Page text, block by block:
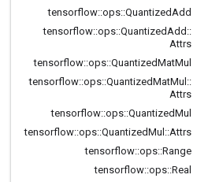
tensorflow::ops::QuantizedAdd
tensorflow::ops::QuantizedAdd ::
Attrs
tensorflow::ops::QuantizedMatMul
tensorflow::ops::QuantizedMatMul ::
Attrs
tensorflow::ops::QuantizedMul
tensorflow::ops::QuantizedMul ::Attrs
tensorflow::ops::Range
tensorflow::ops::Real